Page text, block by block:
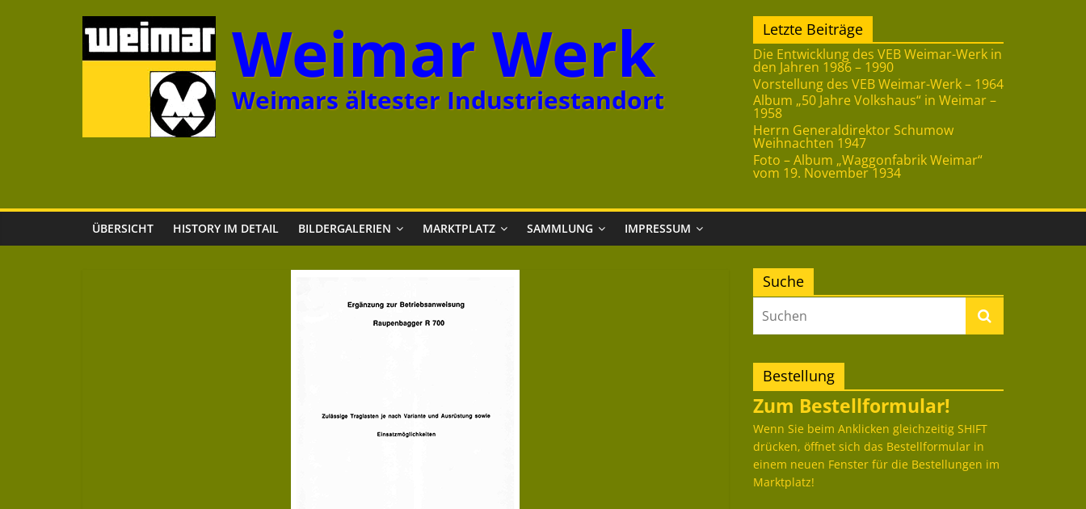
Weimar Werk
Weimars ältester Industriestandort
Letzte Beiträge
Die Entwicklung des VEB Weimar-Werk in
den Jahren 1986 – 1990
Vorstellung des VEB Weimar-Werk – 1964
Album „50 Jahre Volkshaus“ in Weimar –
1958
Herrn Generaldirektor Schumow
Weihnachten 1947
Foto – Album „Waggonfabrik Weimar“
vom 19. November 1934
ÜBERSICHT HISTORY IM DETAIL BILDERGALERIEN MARKTPLATZ SAMMLUNG IMPRESSUM
Suche
Bestellung
Zum Bestellformular!
Wenn Sie beim Anklicken gleichzeitig SHIFT
drücken, öffnet sich das Bestellformular in
einem neuen Fenster für die Bestellungen im
Marktplatz!